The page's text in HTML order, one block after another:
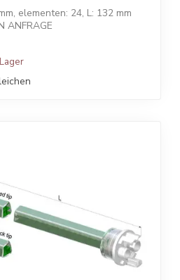
elementen: 24, L: 132 mm
ANFRAGE